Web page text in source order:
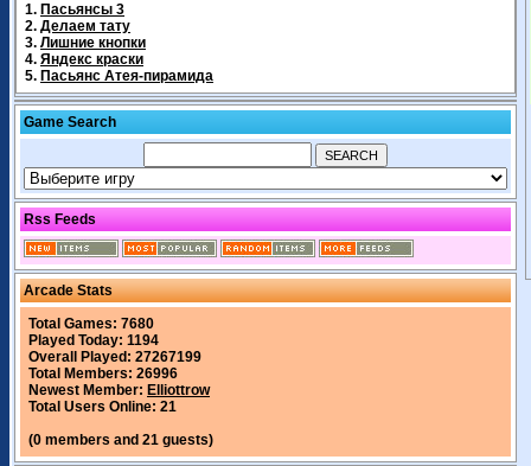
1. Пасьянсы 3
2. Делаем тату
3. Лишние кнопки
4. Яндекс краски
5. Пасьянс Атея-пирамида
Game Search
Rss Feeds
Arcade Stats
Total Games: 7680
Played Today: 1194
Overall Played: 27267199
Total Members: 26996
Newest Member: Elliottrow
Total Users Online: 21
(0 members and 21 guests)